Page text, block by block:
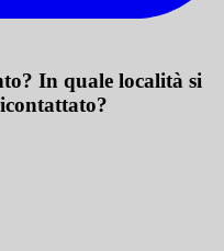
In quale località si